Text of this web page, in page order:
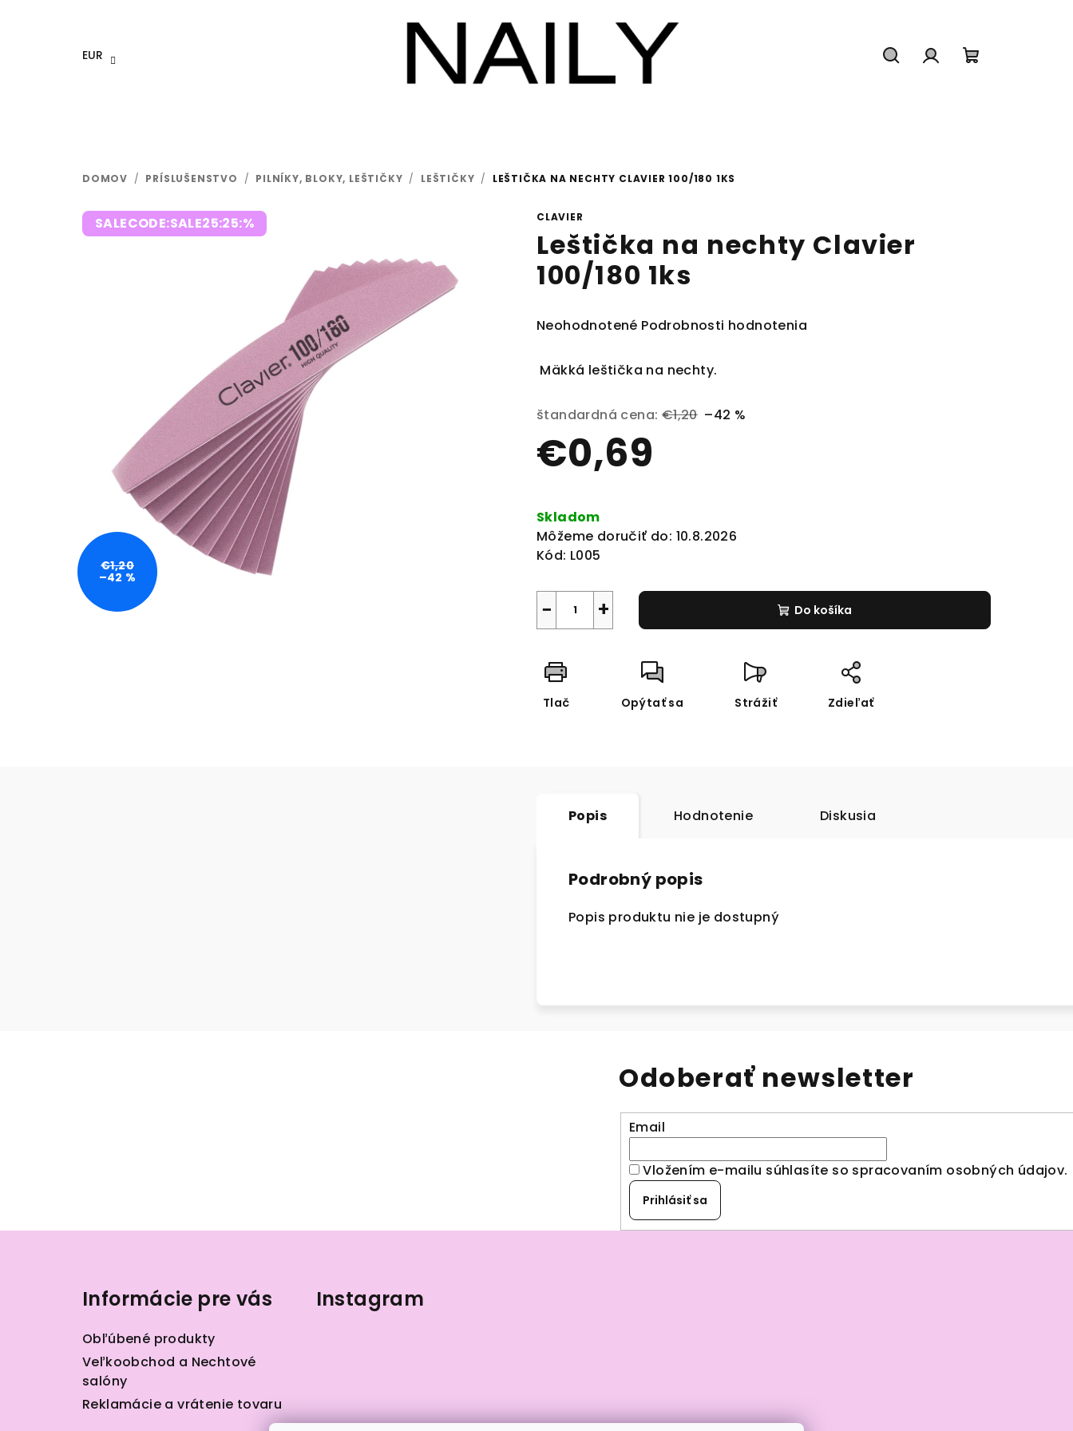
EUR
DOMOV / PRÍSLUŠENSTVO / PILNÍKY, BLOKY, LEŠTIČKY / LEŠTIČKY / LEŠTIČKA NA NECHTY CLAVIER 100/180 1KS
CLAVIER
Leštička na nechty Clavier
100/180 1ks
Priemerné
produktu
z
5
hviezdičiek.
Neohodnotené Podrobnosti hodnotenia
Mäkká leštička na nechty.
štandardná cena: €1,20 –42 %
€0,69
cena:
Skladom
Môžeme doručiť do: 10.8.2026
Kód: L005
+
− Do košíka
Tlač Opýtať sa Strážiť Zdieľať
SALECODE:SALE25:25:%
€1,20
–42 %
Popis Hodnotenie Diskusia
Podrobný popis
Popis produktu nie je dostupný
Odoberať newsletter
Email
Vložením e-mailu súhlasíte so spracovaním osobných údajov.
Prihlásiť sa
Informácie pre vás
Obľúbené produkty
Veľkoobchod a Nechtové
salóny
Reklamácie a vrátenie tovaru
Instagram